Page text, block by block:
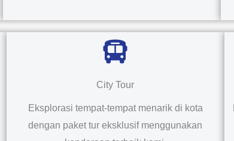
City Tour
Eksplorasi tempat-tempat menarik di kota
dengan paket tur eksklusif menggunakan